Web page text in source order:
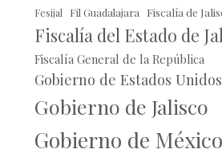
Fesijal Fil Guadalajara Fiscalía de
Fiscalía del Estado de
Fiscalía General de la República
Gobierno de Estados Unidos
Gobierno de Jalisco
Gobierno de México